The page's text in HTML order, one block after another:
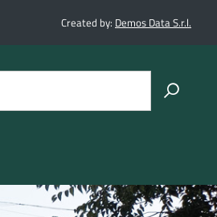
Created by: Demos Data S.r.l.